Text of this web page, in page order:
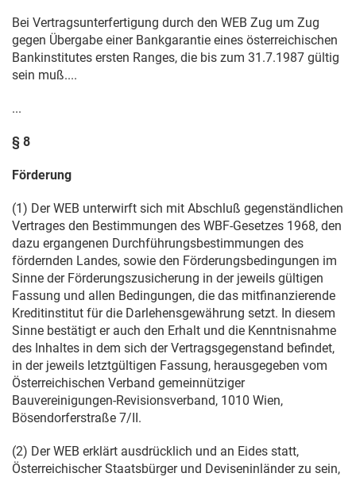
Bei Vertragsunterfertigung durch den WEB Zug um Zug
gegen Übergabe einer Bankgarantie eines österreichischen
Bankinstitutes ersten Ranges, die bis zum 31.7.1987 gültig
sein muß....
...
§ 8
Förderung
(1) Der WEB unterwirft sich mit Abschluß gegenständlichen
Vertrages den Bestimmungen des WBF-Gesetzes 1968, den
dazu ergangenen Durchführungsbestimmungen des
fördernden Landes, sowie den Förderungsbedingungen im
Sinne der Förderungszusicherung in der jeweils gültigen
Fassung und allen Bedingungen, die das mitfinanzierende
Kreditinstitut für die Darlehensgewährung setzt. In diesem
Sinne bestätigt er auch den Erhalt und die Kenntnisnahme
des Inhaltes in dem sich der Vertragsgegenstand befindet,
in der jeweils letztgültigen Fassung, herausgegeben vom
Österreichischen Verband gemeinnütziger
Bauvereinigungen-Revisionsverband, 1010 Wien,
Bösendorferstraße 7/II.
(2) Der WEB erklärt ausdrücklich und an Eides statt,
Österreichischer Staatsbürger und Deviseninländer zu sein,